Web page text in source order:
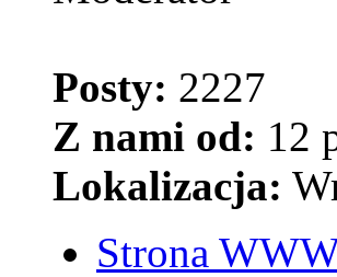
Posty: 2227
Z nami od: 12
Lokalizacja:
Strona